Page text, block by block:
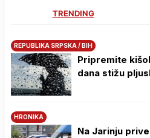
TRENDING
REPUBLIKA SRPSKA / BIH
Pripremite
dana stižu
HRONIKA
Na Јarinju